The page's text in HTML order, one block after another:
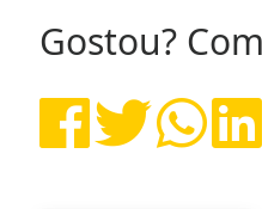
Gostou?